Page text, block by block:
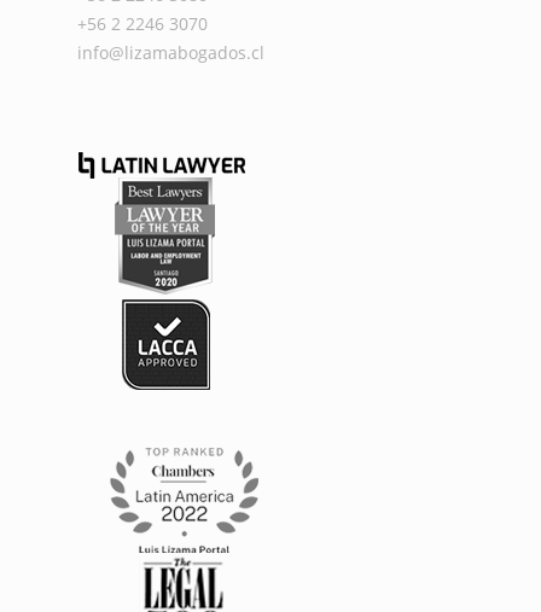
+56 2 2246 3070
info@lizamabogados.cl